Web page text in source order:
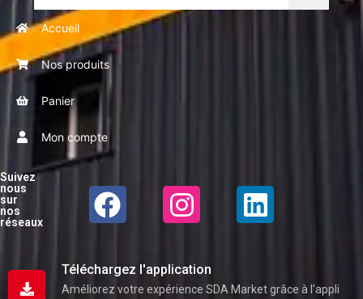
Accueil
Nos produits
Panier
Mon compte
Téléchargez l'application
Améliorez votre expérience SDA Market grâce à l'appli
Suivez
nous
sur
nos
réseaux